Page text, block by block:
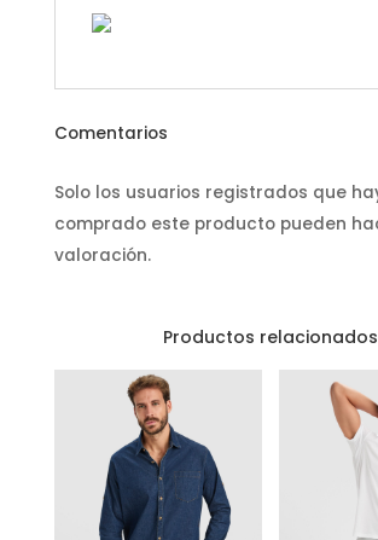
Comentarios
Solo los usuarios registrados que
comprado este producto pueden
valoración.
Productos relacionados